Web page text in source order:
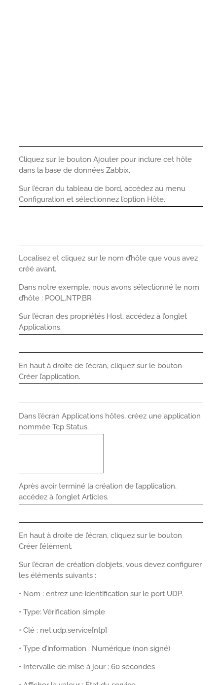
Cliquez sur le bouton Ajouter pour inclure cet hôte
dans la base de données Zabbix.
Sur l’écran du tableau de bord, accédez au menu
Configuration et sélectionnez l’option Hôte.
Localisez et cliquez sur le nom d’hôte que vous avez
créé avant.
Dans notre exemple, nous avons sélectionné le nom
d’hôte : POOL.NTP.BR
Sur l’écran des propriétés Host, accédez à l’onglet
Applications.
En haut à droite de l’écran, cliquez sur le bouton
Créer l’application.
Dans l’écran Applications hôtes, créez une application
nommée Tcp Status.
Après avoir terminé la création de l’application,
accédez à l’onglet Articles.
En haut à droite de l’écran, cliquez sur le bouton
Créer l’élément.
Sur l’écran de création d’objets, vous devez configurer
les éléments suivants :
• Nom : entrez une identification sur le port UDP.
• Type: Vérification simple
• Clé : net.udp.service[ntp]
• Type d’information : Numérique (non signé)
• Intervalle de mise à jour : 60 secondes